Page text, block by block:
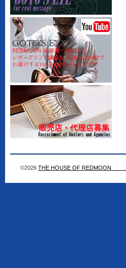
©2026 THE HOUSE OF REDMOON